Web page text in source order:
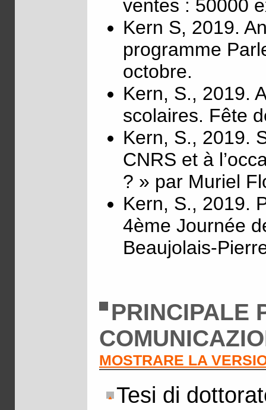
ventes : 50000
Kern S, 2019.
programme
octobre.
Kern, S., 2019.
scolaires. Fête
Kern, S., 2019.
CNRS et à
? » par Muriel
Kern, S., 2019.
4ème Journée
Beaujolais-
PRINCIPALE
MOSTRARE LA
Tesi di